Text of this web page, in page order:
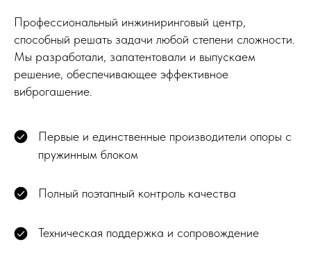
Профессиональный инжиниринговый центр,
способный решать задачи любой степени сложности.
Мы разработали, запатентовали и выпускаем
решение, обеспечивающее эффективное
виброгашение.
Первые и единственные производители опоры с
пружинным блоком
Полный поэтапный контроль качества
Техническая поддержка и сопровождение